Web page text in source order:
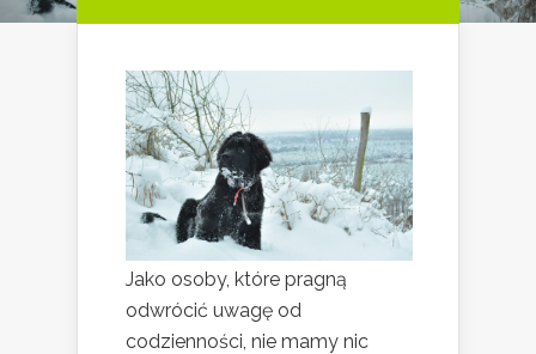
Jako osoby, które pragną
odwrócić uwagę od
codzienności, nie mamy nic